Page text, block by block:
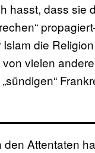
hasst, dass sie
die
vielen
Attentaten